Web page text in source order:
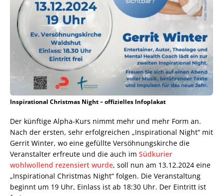
Inspirational Christmas Night – offizielles Infoplakat
Der künftige Alpha-Kurs nimmt mehr und mehr Form an.
Nach der ersten, sehr erfolgreichen „Inspirational Night“ mit
Gerrit Winter, wo eine gefüllte Versöhnungskirche die
Veranstalter erfreute und die auch im Südkurier
wohlwollend rezensiert wurde, soll nun am 13.12.2024 eine
„Inspirational Christmas Night“ folgen. Die Veranstaltung
beginnt um 19 Uhr, Einlass ist ab 18:30 Uhr. Der Eintritt ist